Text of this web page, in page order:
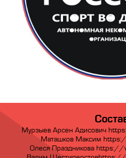
Мурзыев Арсен Адисович
Маташков Максим
Олеся Праздникова https://